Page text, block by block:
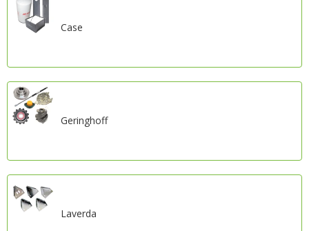
Case
Geringhoff
Laverda